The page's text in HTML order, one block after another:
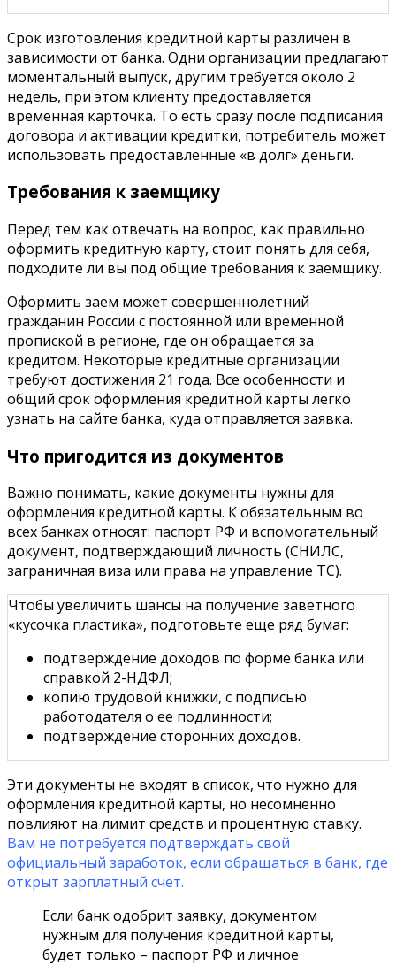
Срок изготовления кредитной карты различен в
зависимости от банка. Одни организации предлагают
моментальный выпуск, другим требуется около 2
недель, при этом клиенту предоставляется
временная карточка. То есть сразу после подписания
договора и активации кредитки, потребитель может
использовать предоставленные «в долг» деньги.
Требования к заемщику
Перед тем как отвечать на вопрос, как правильно
оформить кредитную карту, стоит понять для себя,
подходите ли вы под общие требования к заемщику.
Оформить заем может совершеннолетний
гражданин России с постоянной или временной
пропиской в регионе, где он обращается за
кредитом. Некоторые кредитные организации
требуют достижения 21 года. Все особенности и
общий срок оформления кредитной карты легко
узнать на сайте банка, куда отправляется заявка.
Что пригодится из документов
Важно понимать, какие документы нужны для
оформления кредитной карты. К обязательным во
всех банках относят: паспорт РФ и вспомогательный
документ, подтверждающий личность (СНИЛС,
заграничная виза или права на управление ТС).
Чтобы увеличить шансы на получение заветного
«кусочка пластика», подготовьте еще ряд бумаг:
подтверждение доходов по форме банка или
справкой 2-НДФЛ;
копию трудовой книжки, с подписью
работодателя о ее подлинности;
подтверждение сторонних доходов.
Эти документы не входят в список, что нужно для
оформления кредитной карты, но несомненно
повлияют на лимит средств и процентную ставку.
Вам не потребуется подтверждать свой
официальный заработок, еcли обращаться в банк, где
открыт зарплатный счет.
Если банк одобрит заявку, документом
нужным для получения кредитной карты,
будет только – паспорт РФ и личное